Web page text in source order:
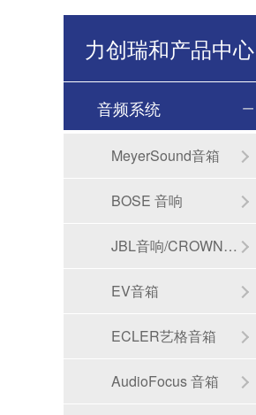
力创瑞和产品中心
音频系统
MeyerSound音箱
BOSE 音响
JBL音响/CROWN功放
EV音箱
ECLER艺格音箱
AudioFocus 音箱